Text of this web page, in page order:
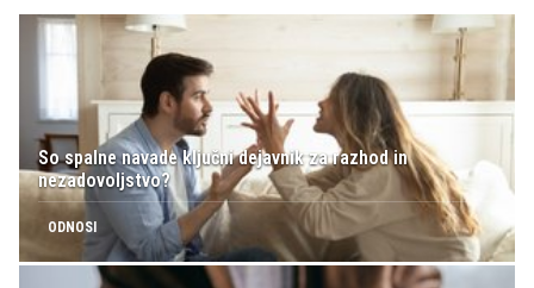
So spalne navade ključni dejavnik za razhod in
nezadovoljstvo?
ODNOSI